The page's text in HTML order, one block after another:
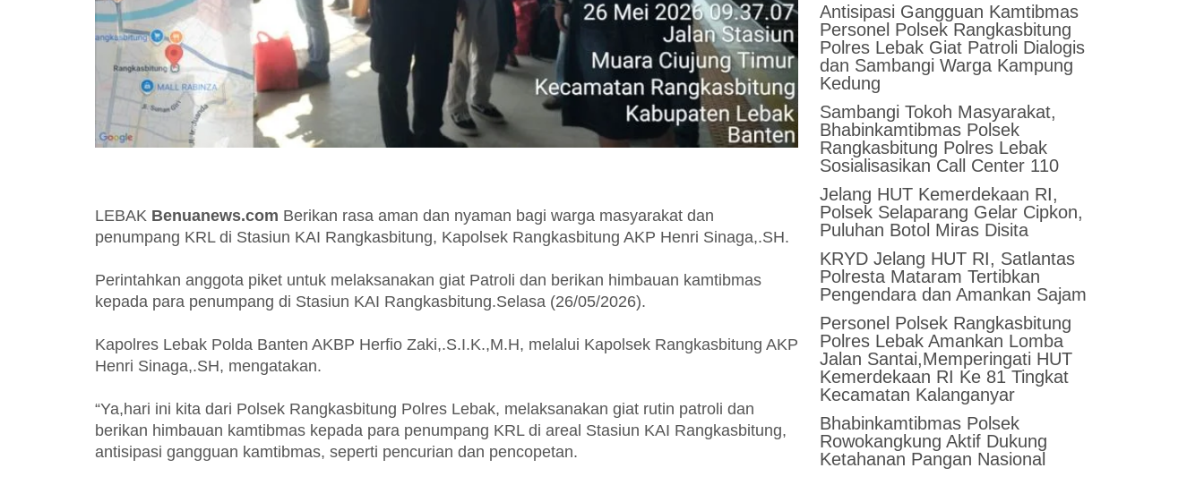
LEBAK Benuanews.com Berikan rasa aman dan nyaman bagi warga masyarakat dan
penumpang KRL di Stasiun KAI Rangkasbitung, Kapolsek Rangkasbitung AKP Henri Sinaga,.SH.
Perintahkan anggota piket untuk melaksanakan giat Patroli dan berikan himbauan kamtibmas
kepada para penumpang di Stasiun KAI Rangkasbitung.Selasa (26/05/2026).
Kapolres Lebak Polda Banten AKBP Herfio Zaki,.S.I.K.,M.H, melalui Kapolsek Rangkasbitung AKP
Henri Sinaga,.SH, mengatakan.
“Ya,hari ini kita dari Polsek Rangkasbitung Polres Lebak, melaksanakan giat rutin patroli dan
berikan himbauan kamtibmas kepada para penumpang KRL di areal Stasiun KAI Rangkasbitung,
antisipasi gangguan kamtibmas, seperti pencurian dan pencopetan.
Antisipasi Gangguan Kamtibmas
Personel Polsek Rangkasbitung
Polres Lebak Giat Patroli Dialogis
dan Sambangi Warga Kampung
Kedung
Sambangi Tokoh Masyarakat,
Bhabinkamtibmas Polsek
Rangkasbitung Polres Lebak
Sosialisasikan Call Center 110
Jelang HUT Kemerdekaan RI,
Polsek Selaparang Gelar Cipkon,
Puluhan Botol Miras Disita
KRYD Jelang HUT RI, Satlantas
Polresta Mataram Tertibkan
Pengendara dan Amankan Sajam
Personel Polsek Rangkasbitung
Polres Lebak Amankan Lomba
Jalan Santai,Memperingati HUT
Kemerdekaan RI Ke 81 Tingkat
Kecamatan Kalanganyar
Bhabinkamtibmas Polsek
Rowokangkung Aktif Dukung
Ketahanan Pangan Nasional